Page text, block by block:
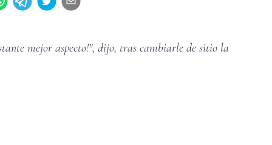
mejor aspecto!", dijo, tras cambiarle de sitio la